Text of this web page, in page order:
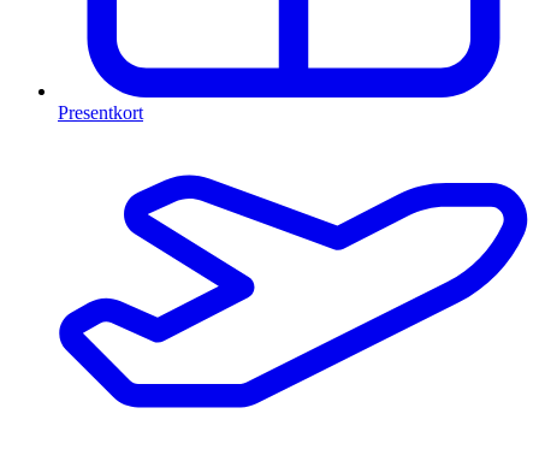
Presentkort